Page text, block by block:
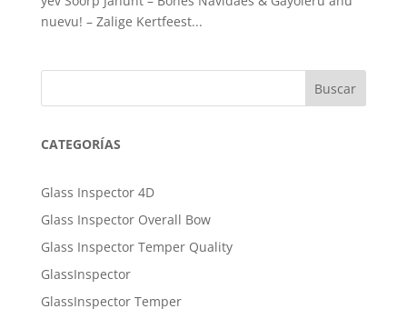
nuevu! – Zalige Kertfeest...
Buscar
CATEGORÍAS
Glass Inspector 4D
Glass Inspector Overall Bow
Glass Inspector Temper Quality
GlassInspector
GlassInspector Temper